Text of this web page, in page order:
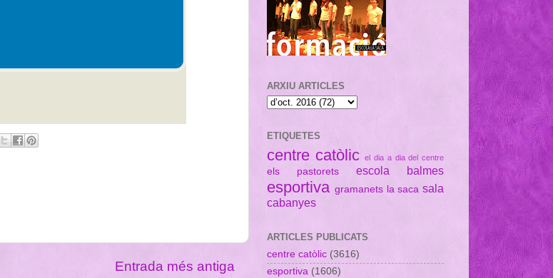
Entrada més antiga
ARXIU ARTICLES
ETIQUETES
centre catòlic el dia a dia del centre
els pastorets escola balmes
esportiva gramanets la saca sala
cabanyes
ARTICLES PUBLICATS
centre catòlic (3616)
esportiva (1606)